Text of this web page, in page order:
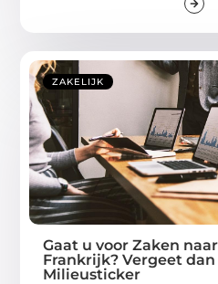
ZAKELIJK
Gaat u voor Zaken
Frankrijk? Vergeet
Milieusticker